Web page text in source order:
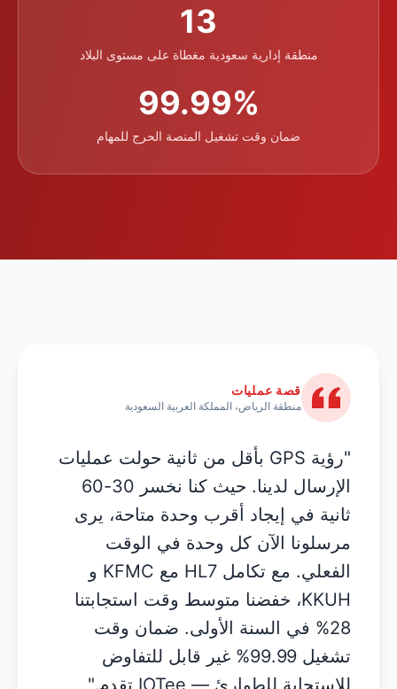
13
منطقة إدارية سعودية مغطاة على مستوى البلاد
99.99%
ضمان وقت تشغيل المنصة الحرج للمهام
قصة عمليات
منطقة الرياض، المملكة العربية السعودية
"رؤية GPS بأقل من ثانية حولت عمليات
الإرسال لدينا. حيث كنا نخسر 30-60
ثانية في إيجاد أقرب وحدة متاحة، يرى
مرسلونا الآن كل وحدة في الوقت
الفعلي. مع تكامل HL7 مع KFMC و
KKUH، خفضنا متوسط وقت استجابتنا
28% في السنة الأولى. ضمان وقت
تشغيل 99.99% غير قابل للتفاوض
للاستجابة للطوارئ — IOTee تقدم."